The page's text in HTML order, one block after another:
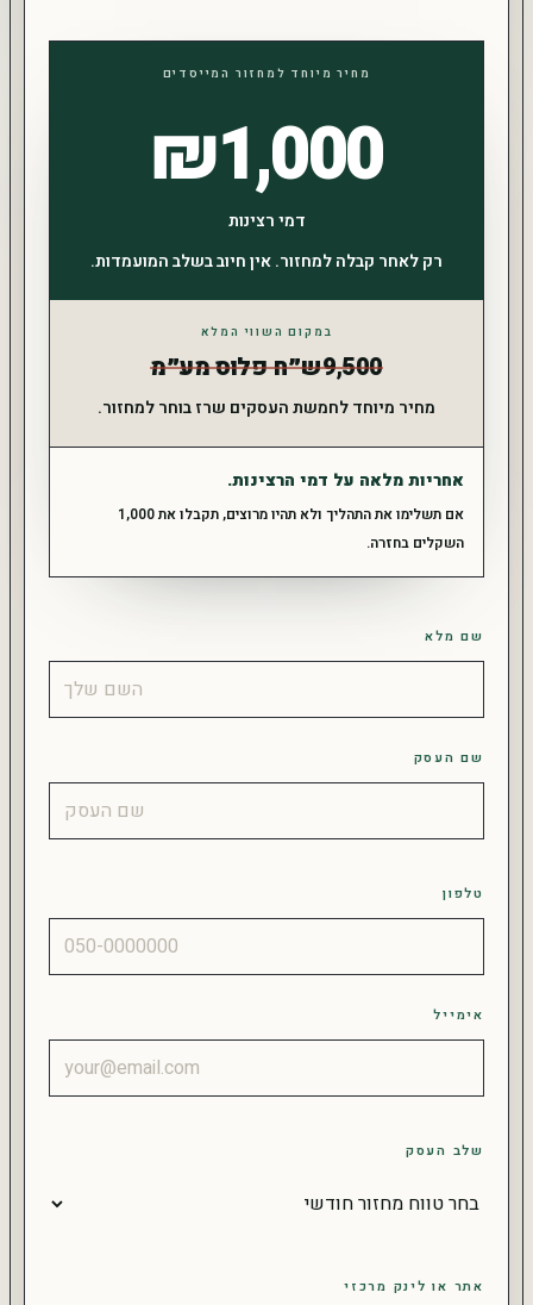
מחיר מיוחד למחזור המייסדים
₪1,000
דמי רצינות
רק לאחר קבלה למחזור. אין חיוב בשלב המועמדות.
במקום השווי המלא
9,500ש״ח פלוס מע״מ
מחיר מיוחד לחמשת העסקים שרז בוחר למחזור.
אחריות מלאה על דמי הרצינות.
אם תשלימו את התהליך ולא תהיו מרוצים, תקבלו את 1,000
השקלים בחזרה.
שם מלא
שם העסק
טלפון
אימייל
שלב העסק
אתר או לינק מרכזי